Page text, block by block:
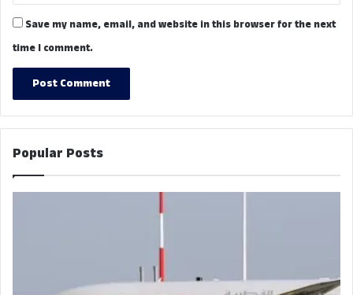
Save my name, email, and website in this browser for the next
time I comment.
Popular Posts